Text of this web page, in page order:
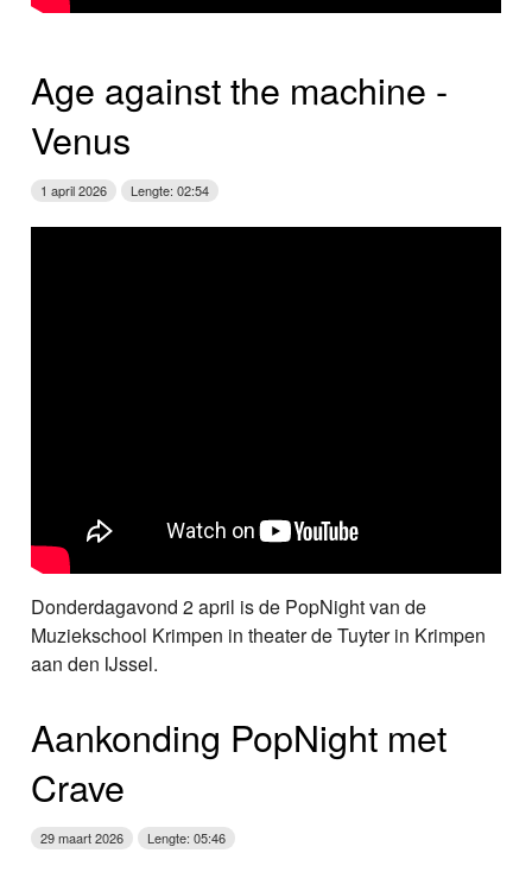
Age against the machine ­
Venus
1 april 2026 Lengte: 02:54
Donderdagavond 2 april is de PopNight van de
Muziekschool Krimpen in theater de Tuyter in Krimpen
aan den IJssel.
Aankonding PopNight met
Crave
29 maart 2026 Lengte: 05:46